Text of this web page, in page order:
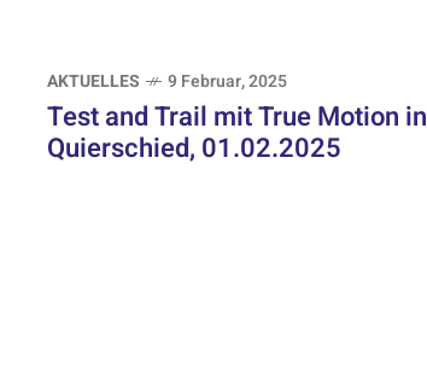
AKTUELLES 9 Februar, 2025
Test and Trail mit True Motion in
Quierschied, 01.02.2025